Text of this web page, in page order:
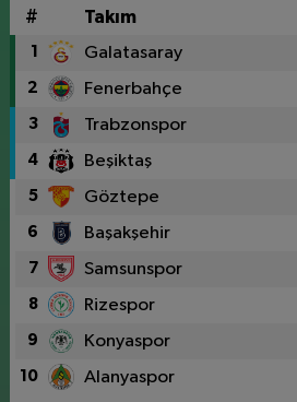
# Takım
1 Galatasaray
2 Fenerbahçe
3 Trabzonspor
4 Beşiktaş
5 Göztepe
6 Başakşehir
7 Samsunspor
8 Rizespor
9 Konyaspor
10 Alanyaspor